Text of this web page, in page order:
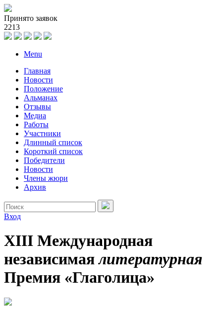
Принято заявок
2213
Menu
Главная
Новости
Положение
Альманах
Отзывы
Медиа
Работы
Участники
Длинный список
Короткий список
Победители
Новости
Члены жюри
Архив
Вход
XIII Международная
независимаялитературная
Премия «Глаголица»